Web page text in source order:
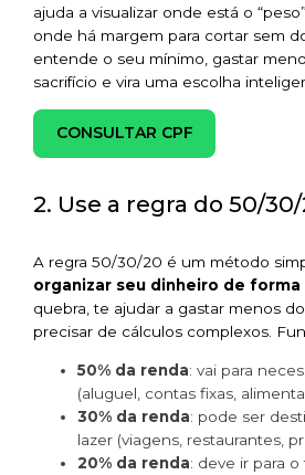
ajuda a visualizar onde está o
onde há margem para cortar sem
entende o seu mínimo, gastar
sacrifício e vira uma escolha
CONSULTAR CPF
2. Use a regra do 50/
A regra 50/30/20 é um método
organizar seu dinheiro de forma
quebra, te ajudar a gastar menos
precisar de cálculos complexos.
50% da renda: vai para
(aluguel, contas fixas,
30% da renda: pode ser
lazer (viagens, restaurantes,
20% da renda: deve ir para